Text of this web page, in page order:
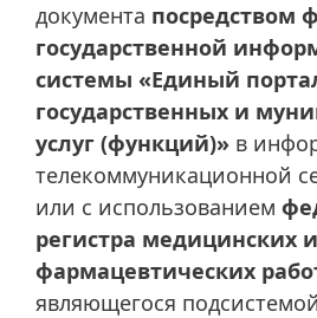
документа посредством
государственной
системы «Единый
государственных и
услуг (функций)» в
телекоммуникационной
или с использованием
регистра медицинских и
фармацевтических
являющегося